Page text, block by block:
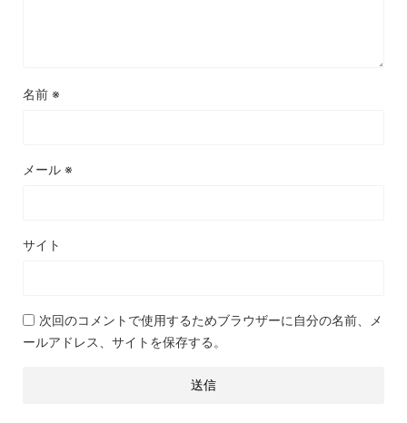
名前 ※
メール ※
サイト
次回のコメントで使用するためブラウザーに自分の名前、メ
ールアドレス、サイトを保存する。